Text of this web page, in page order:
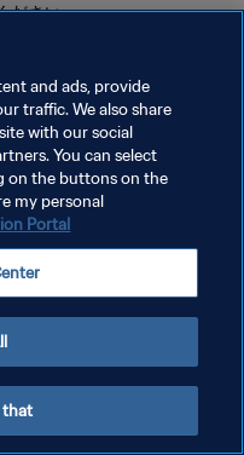
ださい。
and ads, provide
traffic. We also share
with our social
You can select
on the buttons on the
my personal
Portal
that